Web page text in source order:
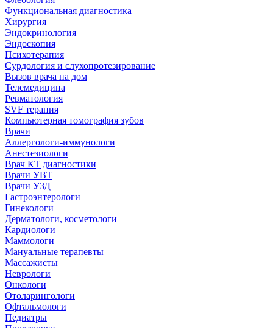
Функциональная диагностика
Хирургия
Эндокринология
Эндоскопия
Психотерапия
Сурдология и слухопротезирование
Вызов врача на дом
Телемедицина
Ревматология
SVF терапия
Компьютерная томография зубов
Врачи
Аллергологи-иммунологи
Анестезиологи
Врач КТ диагностики
Врачи УВТ
Врачи УЗД
Гастроэнтерологи
Гинекологи
Дерматологи, косметологи
Кардиологи
Маммологи
Мануальные терапевты
Массажисты
Неврологи
Онкологи
Отоларингологи
Офтальмологи
Педиатры